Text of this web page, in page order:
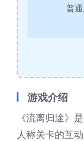
普
游戏介绍
《流离归途》
人称关卡的互